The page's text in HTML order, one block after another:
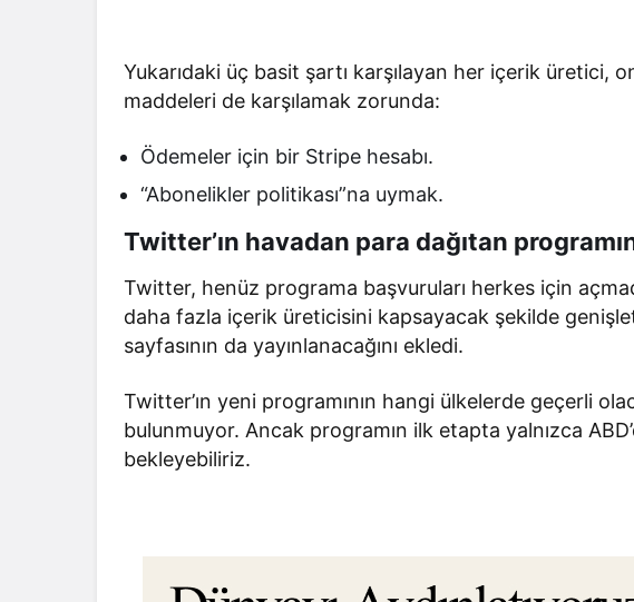
Yukarıdaki üç basit şartı karşılayan her içerik üretici,
maddeleri de karşılamak zorunda:
Ödemeler için bir Stripe hesabı.
“Abonelikler politikası”na uymak.
Twitter’ın havadan para dağıtan
Twitter, henüz programa başvuruları herkes için
daha fazla içerik üreticisini kapsayacak şekilde
sayfasının da yayınlanacağını ekledi.
Twitter’ın yeni programının hangi ülkelerde geçerli
bulunmuyor. Ancak programın ilk etapta yalnızca
bekleyebiliriz.